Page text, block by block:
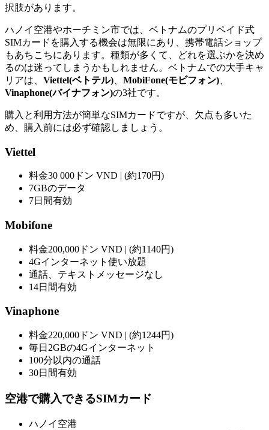
択肢があります。
ハノイ空港やホーチミン市では、ベトナムのプリペイド式
SIMカードを購入する機会は無限にあり、携帯電話ショップ
もあちこちにあります。種類が多くて、どれを選ぶかを決め
るのは迷ってしまうかもしれません。ベトナムでの大手キャ
リアは、 Viettel(ベトテル) MobiFone(モビフォン)
Vinaphone(バイナフォン)の3社です。
購入と利用方法が簡単なSIMカードですが、欠点も多いた
め、購入前には必ず確認しましょう。
Viettel
料金30 000ドン VND | (約170円)
7GBのデータ
7日間有効
Mobifone
料金200,000ドン VND | (約1140円)
4Gインターネット使い放題
通話、テキストメッセージなし
14日間有効
Vinaphone
料金220,000ドン VND | (約1244円)
毎日2GBの4Gインターネット
100分以内の通話
30日間有効
空港で購入できるSIMカード
ハノイ空港